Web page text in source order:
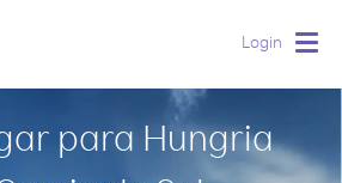
Login
para Hungria